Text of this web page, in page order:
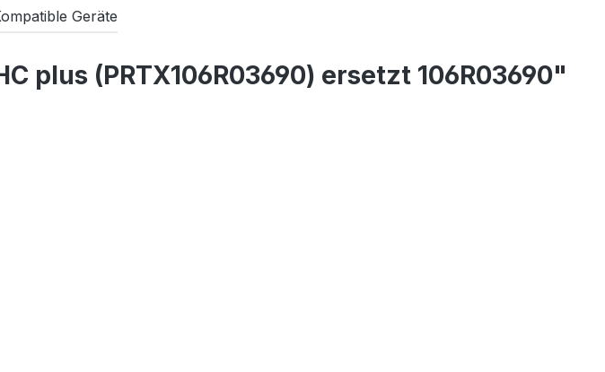
Geräte
plus (PRTX106R03690) ersetzt 106R03690"